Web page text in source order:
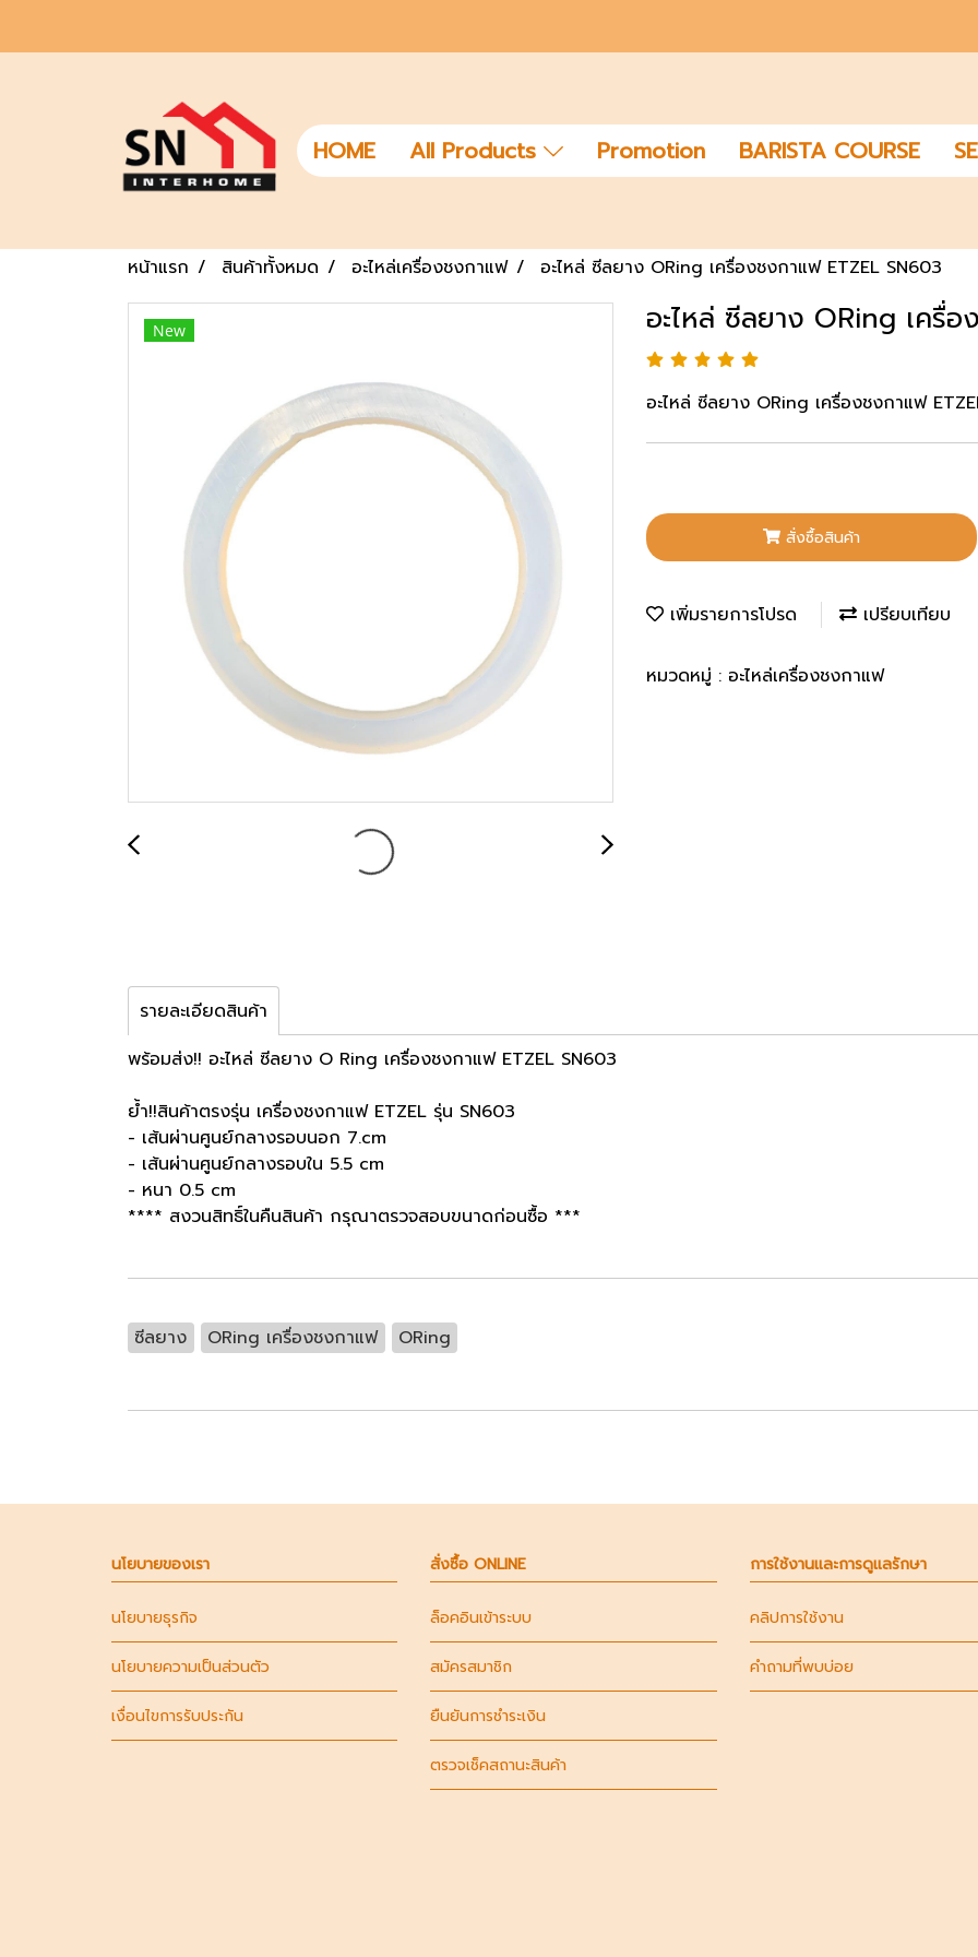
HOME All Products Promotion BARISTA COURSE
หน้าแรก สินค้าทั้งหมด อะไหล่เครื่องชงกาแฟ อะไหล่ ซีลยาง ORing เครื่องชงกาแฟ ETZEL SN603
New อะไหล่ ซีลยาง ORing เครื่
อะไหล่ ซีลยาง ORing เครื่องชงกาแฟ
สั่งซื้อสินค้า
เพิ่มรายการโปรด เปรียบเทียบ
หมวดหมู่ : อะไหล่เครื่องชงกาแฟ
รายละเอียดสินค้า
พร้อมส่ง!! อะไหล่ ซีลยาง O Ring เครื่องชงกาแฟ ETZEL SN603
ย้ำ!!สินค้าตรงรุ่น เครื่องชงกาแฟ ETZEL รุ่น SN603
- เส้นผ่านศูนย์กลางรอบนอก 7.cm
- เส้นผ่านศูนย์กลางรอบใน 5.5 cm
- หนา 0.5 cm
**** สงวนสิทธิ์ในคืนสินค้า กรุณาตรวจสอบขนาดก่อนซื้อ ***
ซีลยาง ORing เครื่องชงกาแฟ ORing
นโยบายของเรา
นโยบายธุรกิจ
นโยบายความเป็นส่วนตัว
เงื่อนไขการรับประกัน
สั่งซื้อ ONLINE
ล็อคอินเข้าระบบ
สมัครสมาชิก
ยืนยันการชำระเงิน
ตรวจเช็คสถานะสินค้า
การใช้งานและการดูแลรักษา
คลิปการใช้งาน
คำถามที่พบบ่อย